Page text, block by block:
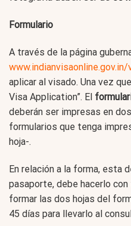
Formulario
A través de la página
aplicar al visado. Una vez
Visa Application”. El
deberán ser impresas en
formularios que tenga
hoja-.
En relación a la forma, esta
pasaporte, debe hacerlo
formar las dos hojas del
45 días para llevarlo al